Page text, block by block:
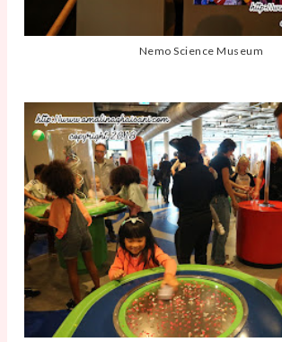
Nemo Science Museum